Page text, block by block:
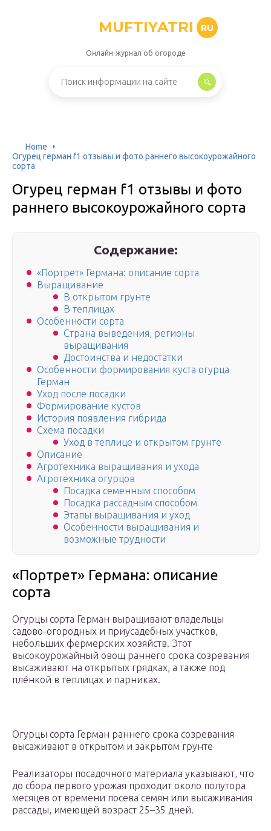
MUFTIYATRI RU
Онлайн-журнал об огороде
Home
Огурец герман f1 отзывы и фото раннего высокоурожайного
сорта
Огурец герман f1 отзывы и фото
раннего высокоурожайного сорта
Содержание:
«Портрет» Германа: описание сорта
Выращивание
В открытом грунте
В теплицах
Особенности сорта
Страна выведения, регионы
выращивания
Достоинства и недостатки
Особенности формирования куста огурца
Герман
Уход после посадки
Формирование кустов
История появления гибрида
Схема посадки
Уход в теплице и открытом грунте
Описание
Агротехника выращивания и ухода
Агротехника огурцов
Посадка семенным способом
Посадка рассадным способом
Этапы выращивания и уход
Особенности выращивания и
возможные трудности
«Портрет» Германа: описание
сорта
Огурцы сорта Герман выращивают владельцы
садово-огородных и приусадебных участков,
небольших фермерских хозяйств. Этот
высокоурожайный овощ раннего срока созревания
высаживают на открытых грядках, а также под
плёнкой в теплицах и парниках.
Огурцы сорта Герман раннего срока созревания
высаживают в открытом и закрытом грунте
Реализаторы посадочного материала указывают, что
до сбора первого урожая проходит около полутора
месяцев от времени посева семян или высаживания
рассады, имеющей возраст 25–35 дней.